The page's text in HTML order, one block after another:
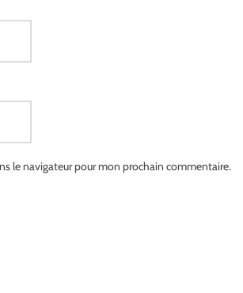
le navigateur pour mon prochain commentaire.